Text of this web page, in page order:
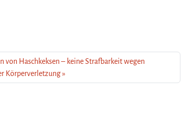
von Haschkeksen – keine Strafbarkeit wegen
Körperverletzung